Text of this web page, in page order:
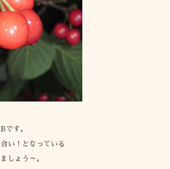
です。
い！となっている
しょう～。